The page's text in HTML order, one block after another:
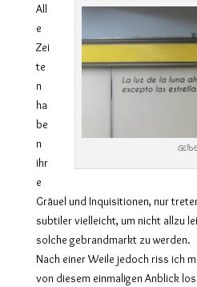
All
e
Zei
te
n
ha
be
n
ihr
e
Gräuel und Inquisitionen, nur
subtiler vielleicht, um nicht allzu
solche gebrandmarkt zu werden.
Nach einer Weile jedoch riss ich
von diesem einmaligen Anblick